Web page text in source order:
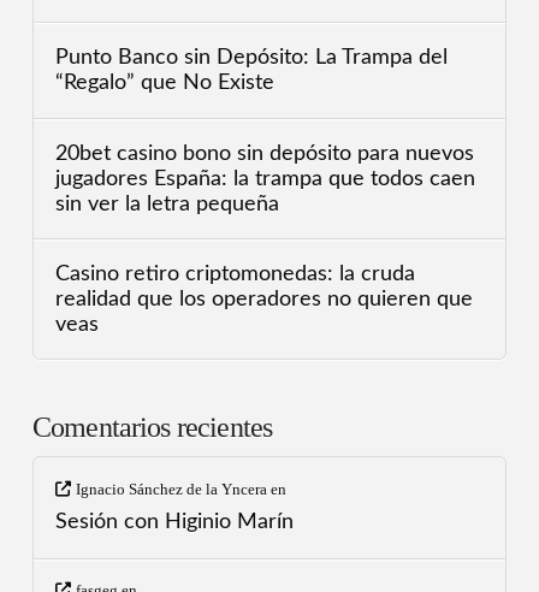
Punto Banco sin Depósito: La Trampa del
“Regalo” que No Existe
20bet casino bono sin depósito para nuevos
jugadores España: la trampa que todos caen
sin ver la letra pequeña
Casino retiro criptomonedas: la cruda
realidad que los operadores no quieren que
veas
Comentarios recientes
Ignacio Sánchez de la Yncera en
Sesión con Higinio Marín